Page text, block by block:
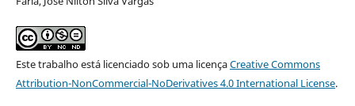
Este trabalho está licenciado sob uma licençaCreative Commons
Attribution-NonCommercial-NoDerivatives 4.0 International License.